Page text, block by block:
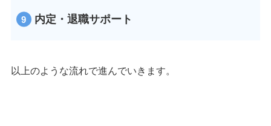
内定・退職サポート
以上のような流れで進んでいきます。